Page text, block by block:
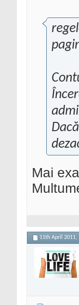
Mai
11th April 2011,